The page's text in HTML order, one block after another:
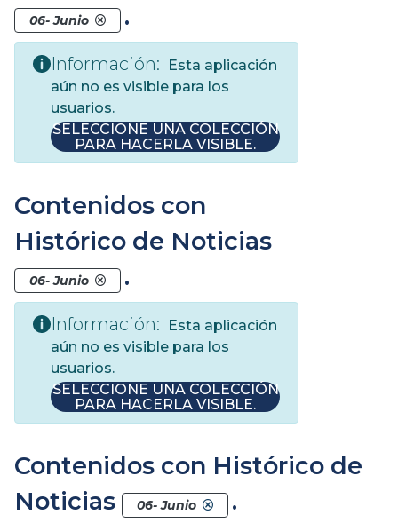
06- Junio .
Información:
Esta aplicación
aún no es visible para los
usuarios.
SELECCIONE UNA COLECCIÓN
PARA HACERLA VISIBLE.
Contenidos con
Histórico de Noticias
06- Junio .
Información:
Esta aplicación
aún no es visible para los
usuarios.
SELECCIONE UNA COLECCIÓN
PARA HACERLA VISIBLE.
Contenidos con Histórico de
Noticias
06- Junio .